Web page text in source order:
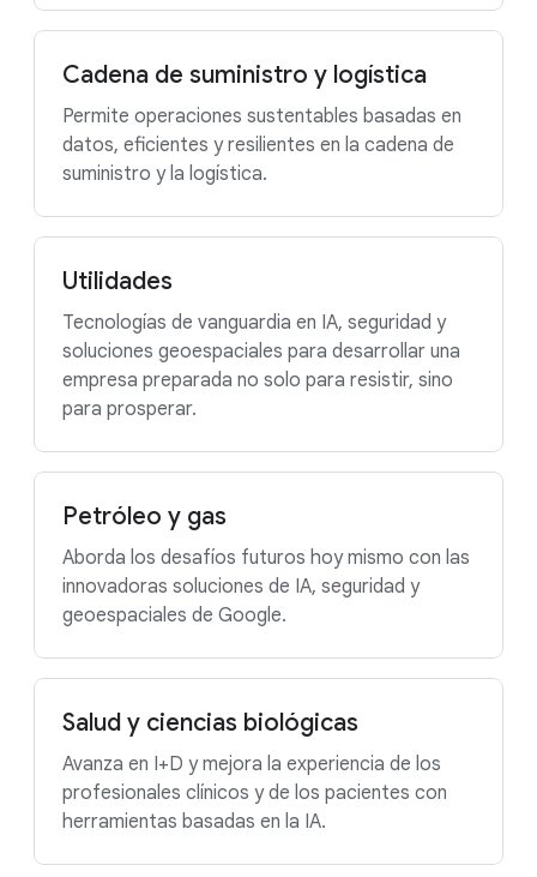
Cadena de suministro y logística
Permite operaciones sustentables basadas en
datos, eficientes y resilientes en la cadena de
suministro y la logística.
Utilidades
Tecnologías de vanguardia en IA, seguridad y
soluciones geoespaciales para desarrollar una
empresa preparada no solo para resistir, sino
para prosperar.
Petróleo y gas
Aborda los desafíos futuros hoy mismo con las
innovadoras soluciones de IA, seguridad y
geoespaciales de Google.
Salud y ciencias biológicas
Avanza en I+D y mejora la experiencia de los
profesionales clínicos y de los pacientes con
herramientas basadas en la IA.